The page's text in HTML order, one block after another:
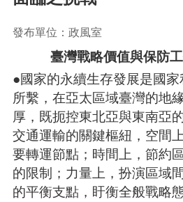
發布單位：政風室
臺灣戰略價值與保防
●國家的永續生存發展是國
所繫，在亞太區域臺灣的地
厚，既扼控東北亞與東南亞
交通運輸的關鍵樞紐，空間
要轉運節點；時間上，節約
的限制；力量上，扮演區域
的平衡支點，盱衡全般戰略